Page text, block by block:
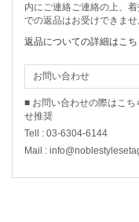
内にご連絡ご連絡の上、
での返品はお受けできま
返品についての詳細はこち
お問い合わせ
■ お問い合わせの際はこ
せ推奨
Tell : 03-6304-6144
Mail :